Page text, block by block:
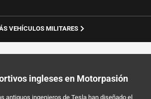
VEHÍCULOS MILITARES
ingleses en Motorpasión
antiguos ingenieros de Tesla han diseñado el